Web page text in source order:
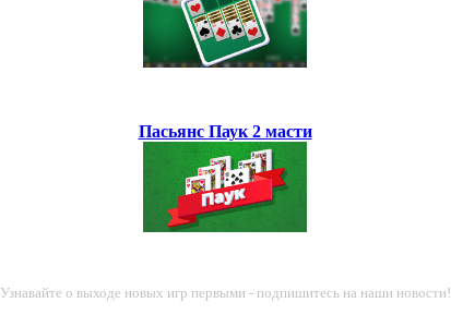
Пасьянс Паук 2 масти
Узнавайте о выходе новых игр первыми - подпишитесь на наши новости!